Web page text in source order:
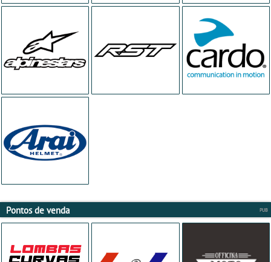
Pontos de venda